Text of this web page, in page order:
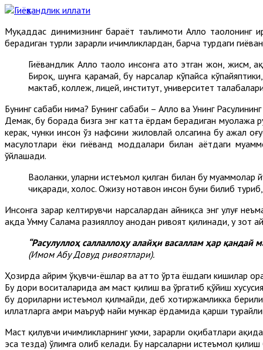
Муқаддас динимизнинг барҳаёт таълимоти Аллоҳ таолонинг
берадиган турли зарарли ичимликлардан, барча турдаги
Гиёҳвандлик Аллоҳ таолo инсонга ато этган жон, жисм,
Бироқ, шунга қарамай, бу нарсалар кўпайса
мактаб, коллеж, лицей, институт, университет
Бунинг сабаби нима? Бунинг сабаби – Аллоҳ ва Унинг
Демак, бу борада бизга энг катта ёрдам берадиган муолажа
керак, чунки инсон ўз нафсини жиловлай олсагина бу ажал
маҳсулотлари ёки гиёҳванд моддалари билан ҳаётдаги
ўйлашади.
Ваҳоланки, уларни истеъмол қилган билан бу
чиқаради, холос. Ожизу нотавон инсон буни билиб
Инсонга зарар келтирувчи нарсалардан айниқса энг улуғ
ҳақда Умму Салама разияллоҳу анҳодан ривоят қилинади, у зот
“Расулуллоҳ саллаллоҳу алайҳи васаллам ҳар
(Имом Абу Довуд ривоятлари).
Ҳозирда айрим ўқувчи-ёшлар ва ҳатто ўрта ёшдаги кишилар
Бу дори воситаларида ҳам маст қилиш ва ўргатиб қўйиш
бу дориларни истеъмол қилмайди, деб хотиржамликка
иллатларга амри маъруф наҳйи мункар ёрдамида қарши
Маст қилувчи ичимликларнинг ҳукми, зарарли оқибатлари
эса тезда) ўлимга олиб келади. Бу нарсаларни истеъмол